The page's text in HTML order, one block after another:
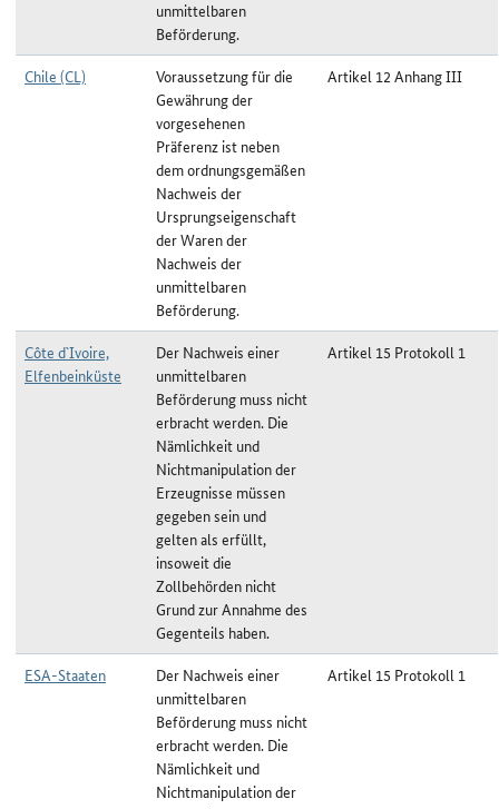
unmittelbaren
Beförderung.
Chile (CL)
Voraussetzung für die
Gewährung der
vorgesehenen
Präferenz ist neben
dem ordnungsgemäßen
Nachweis der
Ursprungseigenschaft
der Waren der
Nachweis der
unmittelbaren
Beförderung.
Artikel 12 Anhang III
Côte d`Ivoire,
Elfenbeinküste
Der Nachweis einer
unmittelbaren
Beförderung muss nicht
erbracht werden. Die
Nämlichkeit und
Nichtmanipulation der
Erzeugnisse müssen
gegeben sein und
gelten als erfüllt,
insoweit die
Zollbehörden nicht
Grund zur Annahme des
Gegenteils haben.
Artikel 15 Protokoll 1
ESA-Staaten
Der Nachweis einer
unmittelbaren
Beförderung muss nicht
erbracht werden. Die
Nämlichkeit und
Nichtmanipulation der
Artikel 15 Protokoll 1